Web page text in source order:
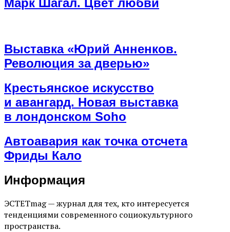
Марк Шагал. Цвет любви
Выставка «Юрий Анненков.
Революция за дверью»
Крестьянское искусство
и авангард. Новая выставка
в лондонском Soho
Автоавария как точка отсчета
Фриды Кало
Информация
ЭСТЕТmag — журнал для тех, кто интересуется
тенденциями современного социокультурного
пространства.